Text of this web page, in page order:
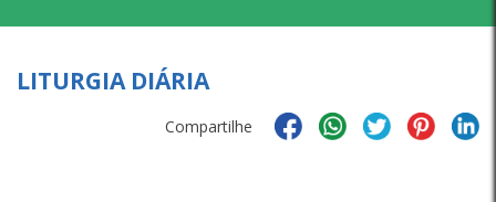
LITURGIA DIÁRIA
Compartilhe